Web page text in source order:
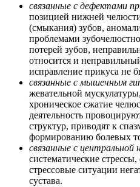
связанные с дефектами
позицией нижней
(смыкания) зубов,
проблемами
потерей зубов,
относится и
исправление прикуса не
связанные с мышечным
жевательной
хроническое сжатие
деятельность
структур, приводят к
формированию болевых
связанные с центральной
систематические
стрессовые ситуации
сустава.